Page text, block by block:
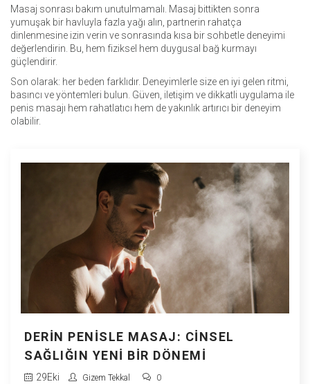
Masaj sonrası bakım unutulmamalı. Masaj bittikten sonra
yumuşak bir havluyla fazla yağı alın, partnerin rahatça
dinlenmesine izin verin ve sonrasında kısa bir sohbetle deneyimi
değerlendirin. Bu, hem fiziksel hem duygusal bağ kurmayı
güçlendirir.
Son olarak: her beden farklıdır. Deneyimlerle size en iyi gelen ritmi,
basıncı ve yöntemleri bulun. Güven, iletişim ve dikkatli uygulama ile
penis masajı hem rahatlatıcı hem de yakınlık artırıcı bir deneyim
olabilir.
DERIN PENISLE MASAJ: CINSEL
SAĞLIĞIN YENI BIR DÖNEMI
29Eki Gizem Tekkal 0